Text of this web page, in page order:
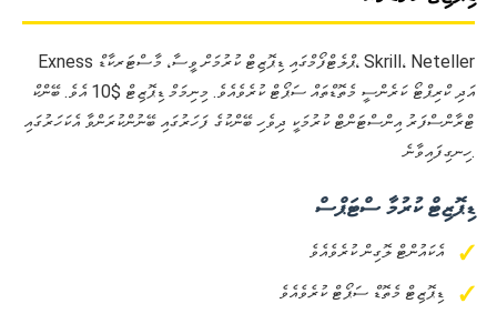
Exness ޕްލެޓްފޯމްގައި ޑިޕޮޒިޓް ކުރުމަށް ވީސާ، މާސްޓަރކާޑް، Skrill، Neteller
އަދި ކްރިޕްޓޯ ކަރެންސީ މެތޮޑްތައް ސަޕޯޓް ކުރެވެއެވެ. މިނިމަމް ޑިޕޮޒިޓް $10 އެވެ. ބޭންކް
ޓްރާންސްފަރު އިންސްޓަންޓް ކުރުމަކީ ދިވެހި ބޭންކުގެ ފަހަރުގައި ބޭނުންކުރަންވާ އެކަހަރުގައި
ހިނގިފައިވާނެ.
ޑިޕޮޒިޓް ކުރުމާ ސްޓަޕްސް
އެކައުންޓް ލޮގިން ކުރެވެއެވެ
ޑިޕޮޒިޓް މެތޮޑް ސަޕޯޓް ކުރެވެއެވެ